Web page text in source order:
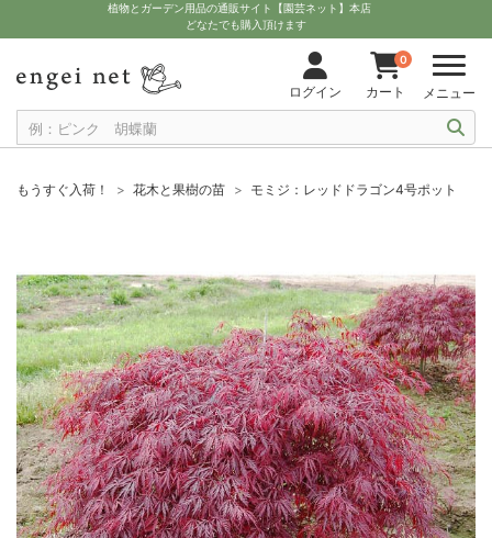
植物とガーデン用品の通販サイト【園芸ネット】本店
どなたでも購入頂けます
ログイン
0
カート メニュー
もうすぐ入荷！ 花木と果樹の苗 モミジ：レッドドラゴン4号ポット